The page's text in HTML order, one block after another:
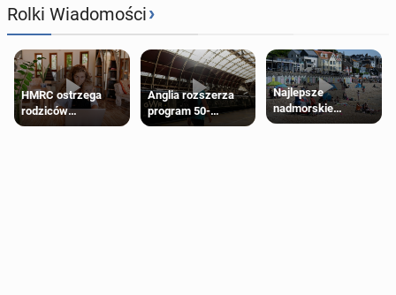
Rolki Wiadomości›
HMRC ostrzega
rodziców
pobierających Child
Anglia rozszerza
program 50-
procentowych
Najlepsze
nadmorskie
miasteczko blisko